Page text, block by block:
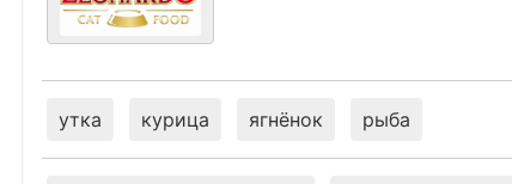
утка курица ягнёнок рыба